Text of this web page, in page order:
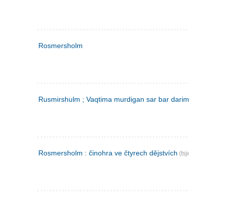
Rosmersholm
Rusmirshulm ; Vaqtima murdigan sar bar darim
Rosmersholm : činohra ve čtyrech dějstvích (tsjekkisk)